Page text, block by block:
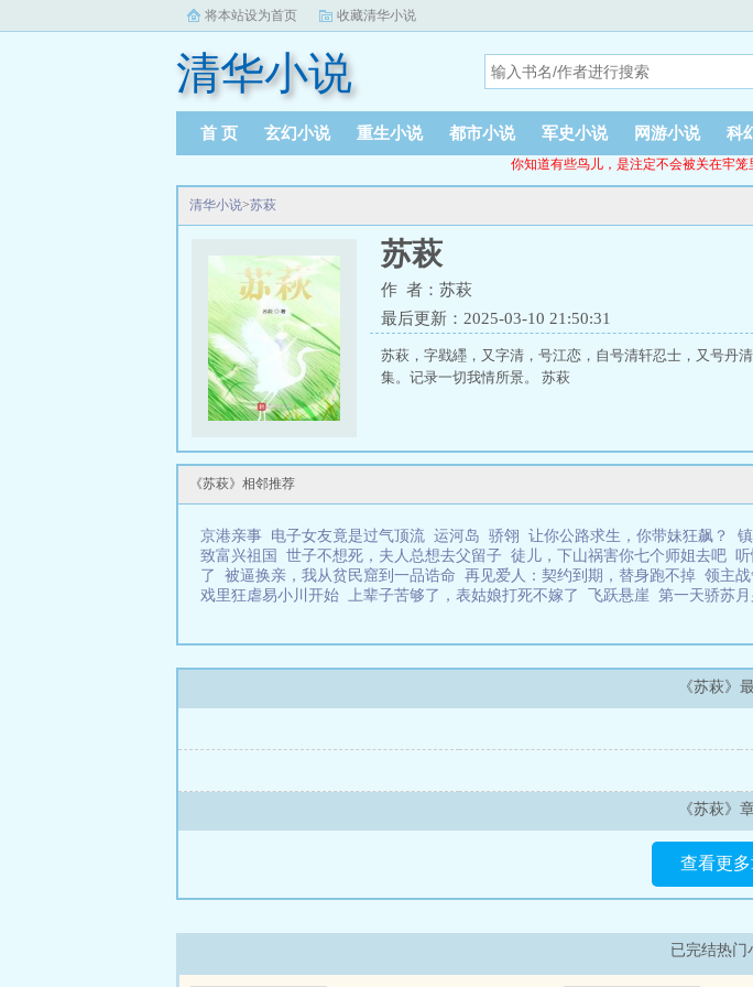
将本站设为首页 收藏清华小说
清华小说
首 页 玄幻小说 重生小说 都市小说 军史小说 网游小说 科
你知道有些鸟儿，是注定不会被关在牢笼
清华小说>苏萩
苏萩
作 者：苏萩
最后更新：2025-03-10 21:50:31
苏萩，字戥纆，又字清，号江恋，自号清轩忍士，又号丹
集。记录一切我情所景。 苏萩
《苏萩》相邻推荐
京港亲事 电子女友竟是过气顶流 运河岛 骄翎 让你公路求生，你带妹狂飙？
致富兴祖国
世子不想死，夫人总想去父留子 徒儿，下山祸害你七个师姐去吧
了
被逼换亲，我从贫民窟到一品诰命 再见爱人：契约到期，替身跑不掉 领主战
戏里狂虐易小川开始 上辈子苦够了，表姑娘打死不嫁了 飞跃悬崖 第一天骄苏月
《苏萩》
《苏萩》
查看更
已完结热门